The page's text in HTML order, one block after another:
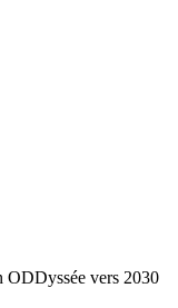
ODDyssée vers 2030